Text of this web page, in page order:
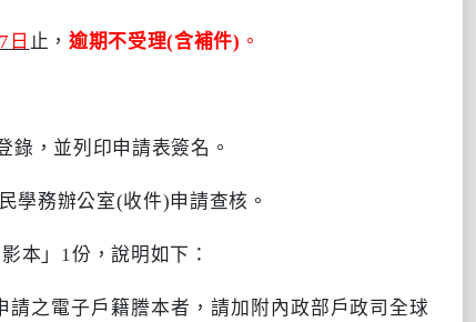
7 日 止， 逾期不受理(含補件) 。
錄，並列印申請表簽名。
學務辦公室(收件)申請查核。
本」 1份，說明如下 ：
之電子戶籍謄本者，請加附內政部戶政司全球